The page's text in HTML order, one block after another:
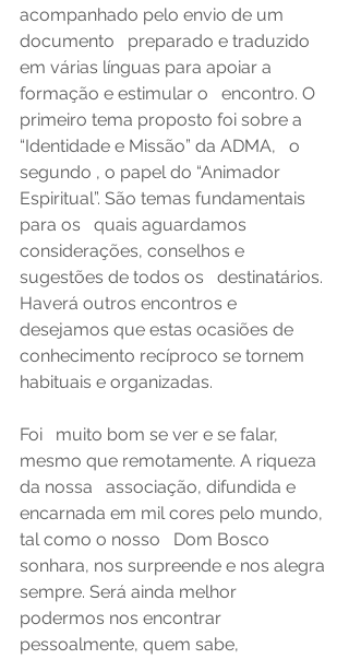
acompanhado pelo envio de um
documento   preparado e traduzido
em várias línguas para apoiar a
formação e estimular o   encontro. O
primeiro tema proposto foi sobre a
“Identidade e Missão” da ADMA,   o
segundo , o papel do “Animador
Espiritual”. São temas fundamentais
para os   quais aguardamos
considerações, conselhos e
sugestões de todos os   destinatários.
Haverá outros encontros e
desejamos que estas ocasiões de
conhecimento recíproco se tornem
habituais e organizadas.
Foi   muito bom se ver e se falar,
mesmo que remotamente. A riqueza
da nossa   associação, difundida e
encarnada em mil cores pelo mundo,
tal como o nosso   Dom Bosco
sonhara, nos surpreende e nos alegra
sempre. Será ainda melhor
podermos nos encontrar
pessoalmente, quem sabe,